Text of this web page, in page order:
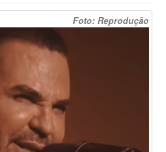
Foto: Reprodução